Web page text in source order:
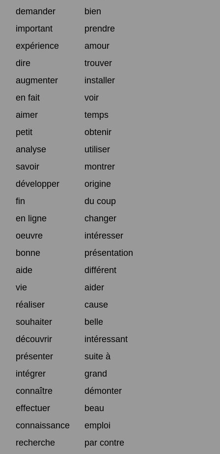
demander
bien
important
prendre
expérience
amour
dire
trouver
augmenter
installer
en fait
voir
aimer
temps
petit
obtenir
analyse
utiliser
savoir
montrer
développer
origine
fin
du coup
en ligne
changer
oeuvre
intéresser
bonne
présentation
aide
différent
vie
aider
réaliser
cause
souhaiter
belle
découvrir
intéressant
présenter
suite à
intégrer
grand
connaître
démonter
effectuer
beau
connaissance
emploi
recherche
par contre